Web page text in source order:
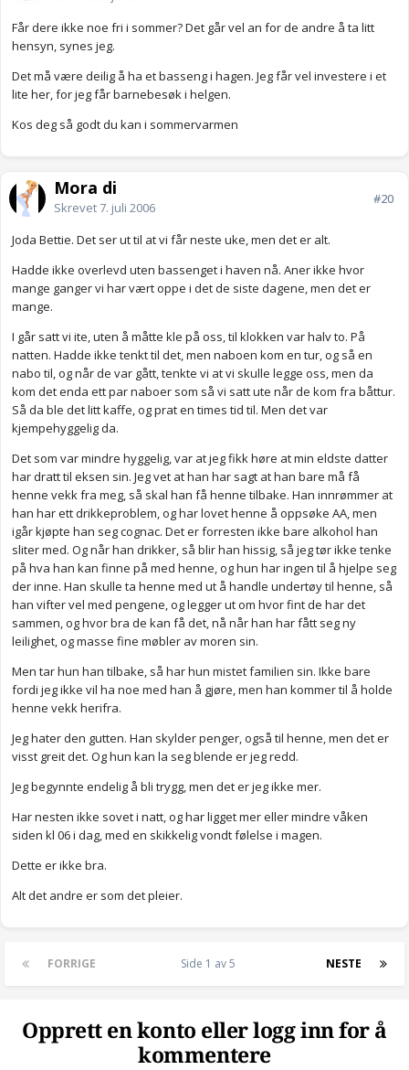
Får dere ikke noe fri i sommer? Det går vel an for de andre å ta litt
hensyn, synes jeg.
Det må være deilig å ha et basseng i hagen. Jeg får vel investere i et
lite her, for jeg får barnebesøk i helgen.
Kos deg så godt du kan i sommervarmen
Mora di
Skrevet7. juli 2006
#20
Joda Bettie. Det ser ut til at vi får neste uke, men det er alt.
Hadde ikke overlevd uten bassenget i haven nå. Aner ikke hvor
mange ganger vi har vært oppe i det de siste dagene, men det er
mange.
I går satt vi ite, uten å måtte kle på oss, til klokken var halv to. På
natten. Hadde ikke tenkt til det, men naboen kom en tur, og så en
nabo til, og når de var gått, tenkte vi at vi skulle legge oss, men da
kom det enda ett par naboer som så vi satt ute når de kom fra båttur.
Så da ble det litt kaffe, og prat en times tid til. Men det var
kjempehyggelig da.
Det som var mindre hyggelig, var at jeg fikk høre at min eldste datter
har dratt til eksen sin. Jeg vet at han har sagt at han bare må få
henne vekk fra meg, så skal han få henne tilbake. Han innrømmer at
han har ett drikkeproblem, og har lovet henne å oppsøke AA, men
igår kjøpte han seg cognac. Det er forresten ikke bare alkohol han
sliter med. Og når han drikker, så blir han hissig, så jeg tør ikke tenke
på hva han kan finne på med henne, og hun har ingen til å hjelpe seg
der inne. Han skulle ta henne med ut å handle undertøy til henne, så
han vifter vel med pengene, og legger ut om hvor fint de har det
sammen, og hvor bra de kan få det, nå når han har fått seg ny
leilighet, og masse fine møbler av moren sin.
Men tar hun han tilbake, så har hun mistet familien sin. Ikke bare
fordi jeg ikke vil ha noe med han å gjøre, men han kommer til å holde
henne vekk herifra.
Jeg hater den gutten. Han skylder penger, også til henne, men det er
visst greit det. Og hun kan la seg blende er jeg redd.
Jeg begynnte endelig å bli trygg, men det er jeg ikke mer.
Har nesten ikke sovet i natt, og har ligget mer eller mindre våken
siden kl 06 i dag, med en skikkelig vondt følelse i magen.
Dette er ikke bra.
Alt det andre er som det pleier.
FORRIGE NESTE
Side 1 av 5
Opprett en konto eller logg inn for å
kommentere